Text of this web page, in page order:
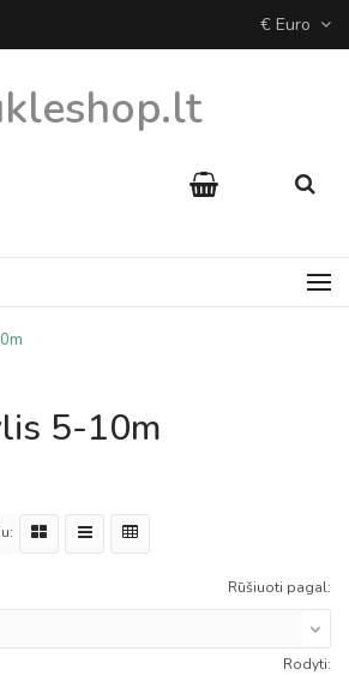
5-10m
Rūšiuoti pagal:
Rodyti: